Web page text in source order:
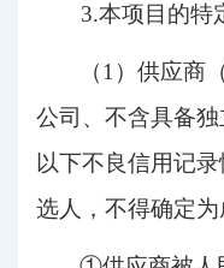
3.本项目的特
（1）供应商
公司、不含具备
以下不良信用记
选人，不得确定